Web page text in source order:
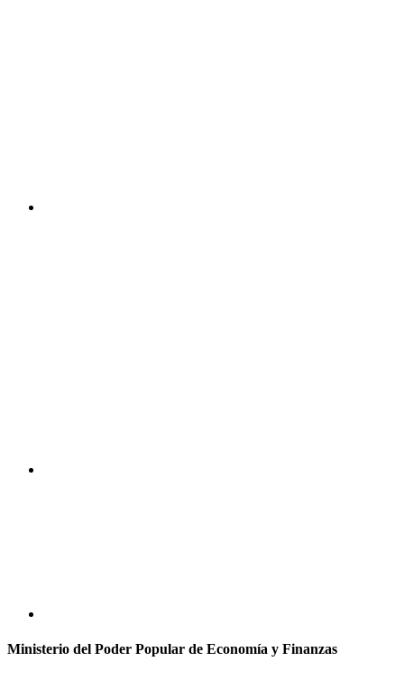
Ministerio del Poder Popular de Economía y Finanzas